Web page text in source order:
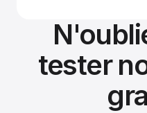
tester